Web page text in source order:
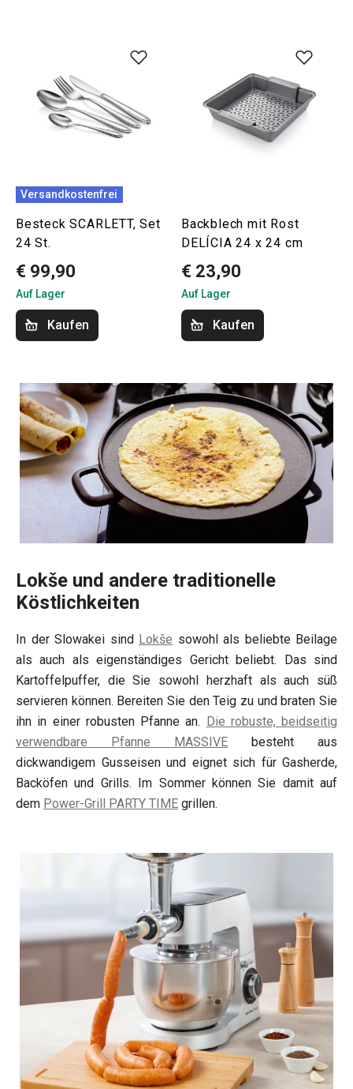
Versandkostenfrei
Besteck SCARLETT, Set
24 St.
€ 99,90
Auf Lager
Kaufen
Backblech mit Rost
DELÍCIA 24 x 24 cm
€ 23,90
Auf Lager
Kaufen
Lokše und andere traditionelle
Köstlichkeiten
In der Slowakei sind Lokše sowohl als beliebte Beilage
als auch als eigenständiges Gericht beliebt. Das sind
Kartoffelpuffer, die Sie sowohl herzhaft als auch süß
servieren können. Bereiten Sie den Teig zu und braten Sie
ihn in einer robusten Pfanne an. Die robuste, beidseitig
verwendbare Pfanne MASSIVE besteht aus
dickwandigem Gusseisen und eignet sich für Gasherde,
Backöfen und Grills. Im Sommer können Sie damit auf
dem Power-Grill PARTY TIME grillen.